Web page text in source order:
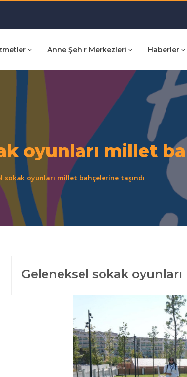
Anne Şehir Merkezleri Haberler
oyunları millet
sokak oyunları millet bahçelerine taşındı
Geleneksel sokak